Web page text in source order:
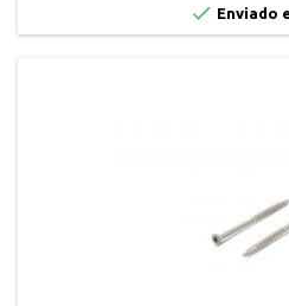
 Enviado